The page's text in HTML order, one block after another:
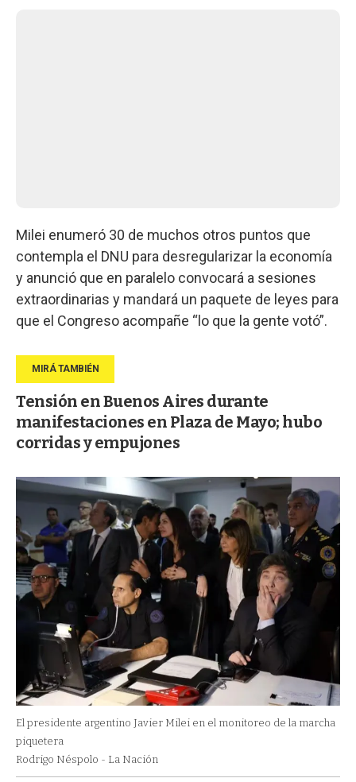
Milei enumeró 30 de muchos otros puntos que
contempla el DNU para desregularizar la economía
y anunció que en paralelo convocará a sesiones
extraordinarias y mandará un paquete de leyes para
que el Congreso acompañe “lo que la gente votó”.
Tensión en Buenos Aires durante
manifestaciones en Plaza de Mayo; hubo
corridas y empujones
El presidente argentino Javier Milei en el monitoreo de la marcha
piquetera
Rodrigo Néspolo - La Nación